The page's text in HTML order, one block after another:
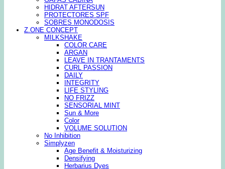
HIDRAT AFTERSUN
PROTECTORES SPF
SOBRES MONODOSIS
Z.ONE CONCEPT
MILKSHAKE
COLOR CARE
ARGAN
LEAVE IN TRANTAMENTS
CURL PASSION
DAILY
INTEGRITY
LIFE STYLING
NO FRIZZ
SENSORIAL MINT
Sun & More
Color
VOLUME SOLUTION
No Inhibition
Simplyzen
Age Benefit & Moisturizing
Densifying
Herbarius Dyes